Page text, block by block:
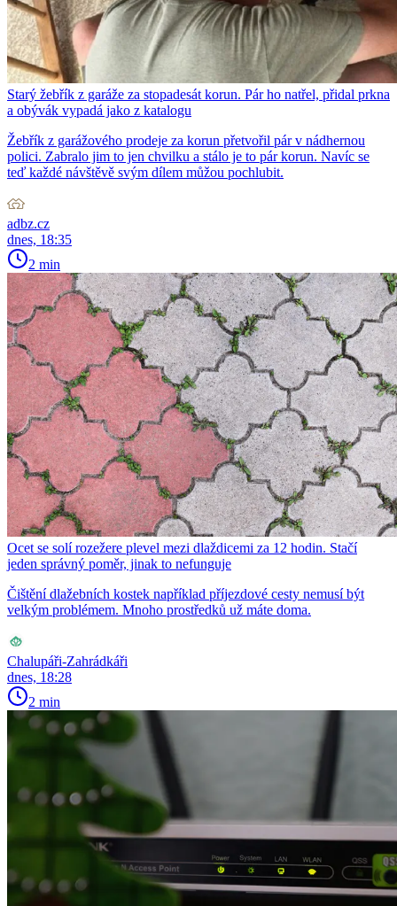
Starý žebřík z garáže za stopadesát korun. Pár ho natřel, přidal prkna
a obývák vypadá jako z katalogu
Žebřík z garážového prodeje za korun přetvořil pár v nádhernou
polici. Zabralo jim to jen chvilku a stálo je to pár korun. Navíc se
teď každé návštěvě svým dílem můžou pochlubit.
adbz.cz
dnes, 18:35
2 min
Ocet se solí rozežere plevel mezi dlaždicemi za 12 hodin. Stačí
jeden správný poměr, jinak to nefunguje
Čištění dlažebních kostek například příjezdové cesty nemusí být
velkým problémem. Mnoho prostředků už máte doma.
Chalupáři-Zahrádkáři
dnes, 18:28
2 min